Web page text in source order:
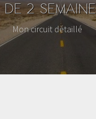
DE 2
Mon circuit détaillé